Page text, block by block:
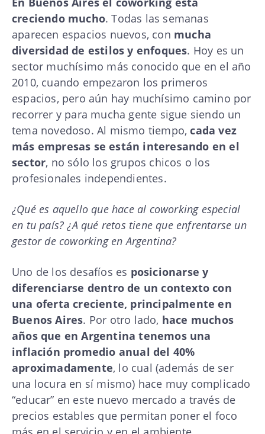
creciendo mucho. Todas las semanas
aparecen espacios nuevos, con mucha
diversidad de estilos y enfoques. Hoy es un
sector muchísimo más conocido que en el año
2010, cuando empezaron los primeros
espacios, pero aún hay muchísimo camino por
recorrer y para mucha gente sigue siendo un
tema novedoso. Al mismo tiempo,cada vez
más empresas se están interesando en el
sector, no sólo los grupos chicos o los
profesionales independientes.
¿Qué es aquello que hace al coworking especial
en tu país? ¿A qué retos tiene que enfrentarse un
gestor de coworking en Argentina?
Uno de los desafíos es posicionarse y
diferenciarse dentro de un contexto con
una oferta creciente, principalmente en
Buenos Aires. Por otro lado, hace muchos
años que en Argentina tenemos una
inflación promedio anual del 40%
aproximadamente, lo cual (además de ser
una locura en sí mismo) hace muy complicado
“educar” en este nuevo mercado a través de
precios estables que permitan poner el foco